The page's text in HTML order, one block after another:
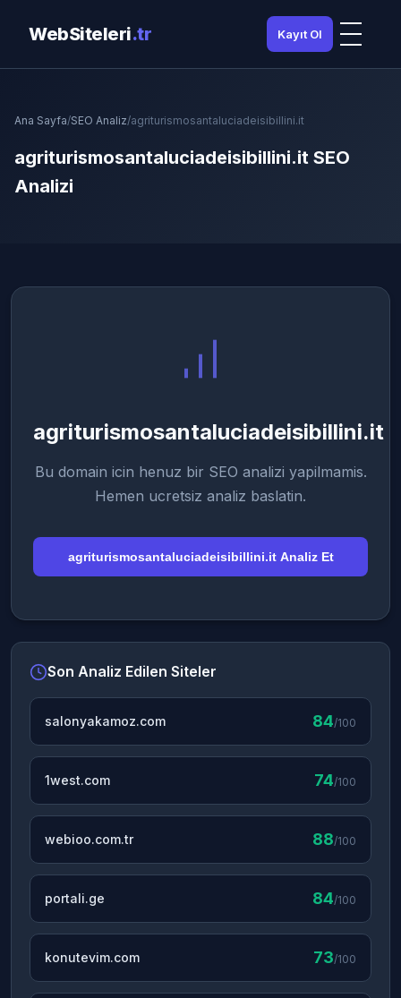
WebSiteleri.tr Kayıt Ol
Ana Sayfa/SEO Analiz/agriturismosantaluciadeisibillini.it
agriturismosantaluciadeisibillini.it SEO
Analizi
agriturismosantaluciadeisibillini.it
Bu domain icin henuz bir SEO analizi yapilmamis.
Hemen ucretsiz analiz baslatin.
agriturismosantaluciadeisibillini.it Analiz Et
Son Analiz Edilen Siteler
salonyakamoz.com 84/100
1west.com 74/100
webioo.com.tr 88/100
portali.ge 84/100
konutevim.com 73/100